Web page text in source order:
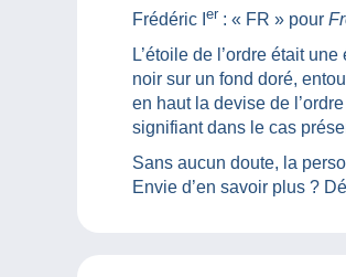
Frédéric I er : « FR » pour
L’étoile de l’ordre était
noir sur un fond doré,
en haut la devise de l’ordre
signifiant dans le cas
Sans aucun doute, la
Envie d’en savoir plus ?